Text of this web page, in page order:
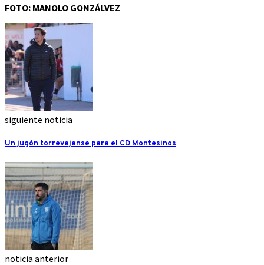
FOTO: MANOLO GONZÁLVEZ
siguiente noticia
Un jugón torrevejense para el CD Montesinos
noticia anterior